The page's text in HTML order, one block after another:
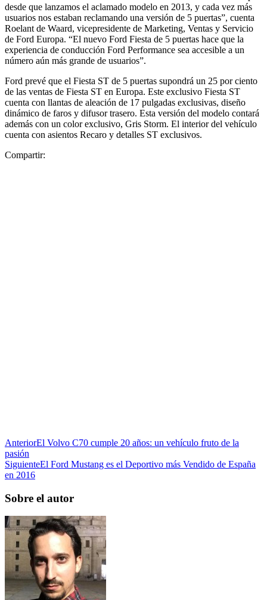
desde que lanzamos el aclamado modelo en 2013, y cada vez más
usuarios nos estaban reclamando una versión de 5 puertas”, cuenta
Roelant de Waard, vicepresidente de Marketing, Ventas y Servicio
de Ford Europa. “El nuevo Ford Fiesta de 5 puertas hace que la
experiencia de conducción Ford Performance sea accesible a un
número aún más grande de usuarios”.
Ford prevé que el Fiesta ST de 5 puertas supondrá un 25 por ciento
de las ventas de Fiesta ST en Europa. Este exclusivo Fiesta ST
cuenta con llantas de aleación de 17 pulgadas exclusivas, diseño
dinámico de faros y difusor trasero. Esta versión del modelo contará
además con un color exclusivo, Gris Storm. El interior del vehículo
cuenta con asientos Recaro y detalles ST exclusivos.
Compartir:
AnteriorEl Volvo C70 cumple 20 años: un vehículo fruto de la
pasión
SiguienteEl Ford Mustang es el Deportivo más Vendido de España
en 2016
Sobre el autor